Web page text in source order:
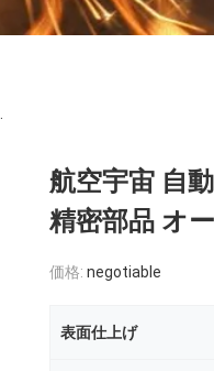
航空宇宙 自
精密部品 オ
価格: negotiable
表面仕上げ